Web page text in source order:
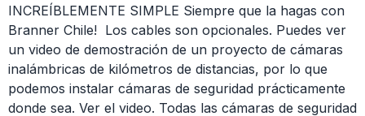
INCREÍBLEMENTE SIMPLE Siempre que la hagas con
Branner Chile! Los cables son opcionales. Puedes ver
un video de demostración de un proyecto de cámaras
inalámbricas de kilómetros de distancias, por lo que
podemos instalar cámaras de seguridad prácticamente
donde sea. Ver el video. Todas las cámaras de seguridad